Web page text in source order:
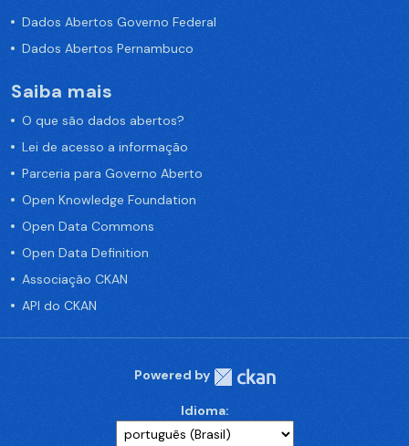
Dados Abertos Governo Federal
Dados Abertos Pernambuco
Saiba mais
O que são dados abertos?
Lei de acesso a informação
Parceria para Governo Aberto
Open Knowledge Foundation
Open Data Commons
Open Data Definition
Associação CKAN
API do CKAN
Powered by
Idioma